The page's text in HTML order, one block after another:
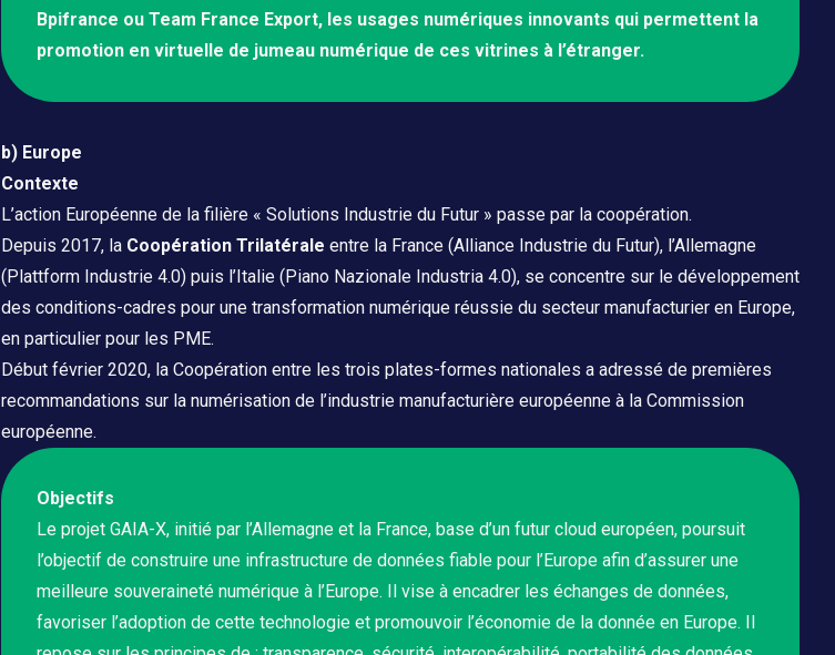
Bpifrance ou Team France Export, les usages numériques innovants qui permettent la
promotion en virtuelle de jumeau numérique de ces vitrines à l’étranger.
b) Europe
Contexte
L’action Européenne de la filière « Solutions Industrie du Futur » passe par la coopération.
Depuis 2017, la Coopération Trilatérale entre la France (Alliance Industrie du Futur), l’Allemagne
(Plattform Industrie 4.0) puis l’Italie (Piano Nazionale Industria 4.0), se concentre sur le développement
des conditions-cadres pour une transformation numérique réussie du secteur manufacturier en Europe,
en particulier pour les PME.
Début février 2020, la Coopération entre les trois plates-formes nationales a adressé de premières
recommandations sur la numérisation de l’industrie manufacturière européenne à la Commission
européenne.
Objectifs
Le projet GAIA-X, initié par l’Allemagne et la France, base d’un futur cloud européen, poursuit
l’objectif de construire une infrastructure de données fiable pour l’Europe afin d’assurer une
meilleure souveraineté numérique à l’Europe. Il vise à encadrer les échanges de données,
favoriser l’adoption de cette technologie et promouvoir l’économie de la donnée en Europe. Il